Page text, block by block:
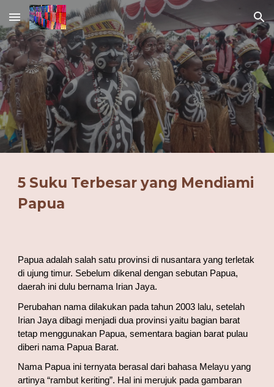
Skip to main content Skip to navigation
5 Suku Terbesar yang Mendiami
Papua
Papua adalah salah satu provinsi di nusantara yang terletak
di ujung timur. Sebelum dikenal dengan sebutan Papua,
daerah ini dulu bernama Irian Jaya.
Perubahan nama dilakukan pada tahun 2003 lalu, setelah
Irian Jaya dibagi menjadi dua provinsi yaitu bagian barat
tetap menggunakan Papua, sementara bagian barat pulau
diberi nama Papua Barat.
Nama Papua ini ternyata berasal dari bahasa Melayu yang
artinya “rambut keriting”. Hal ini merujuk pada gambaran